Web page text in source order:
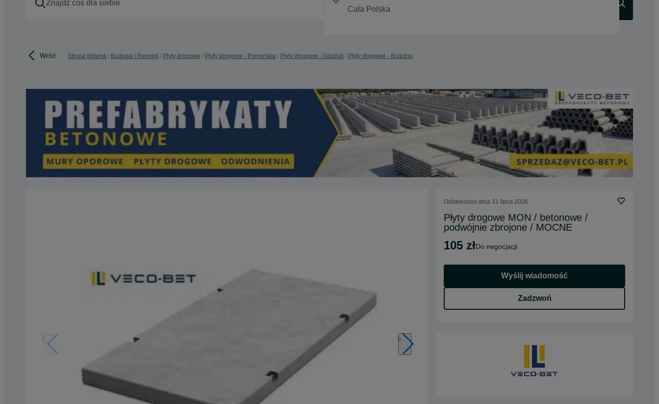
Wróć Strona główna Budowa i Remont Płyty drogowe Płyty drogowe - Pomorskie Płyty drogowe - Gdańsk Płyty drogowe - Brzeźno
Odświeżono dnia 31 lipca 2026
Płyty drogowe MON / betonowe /
podwójnie zbrojone / MOCNE
105 zł do negocjacji
Wyślij wiadomość
Zadzwoń